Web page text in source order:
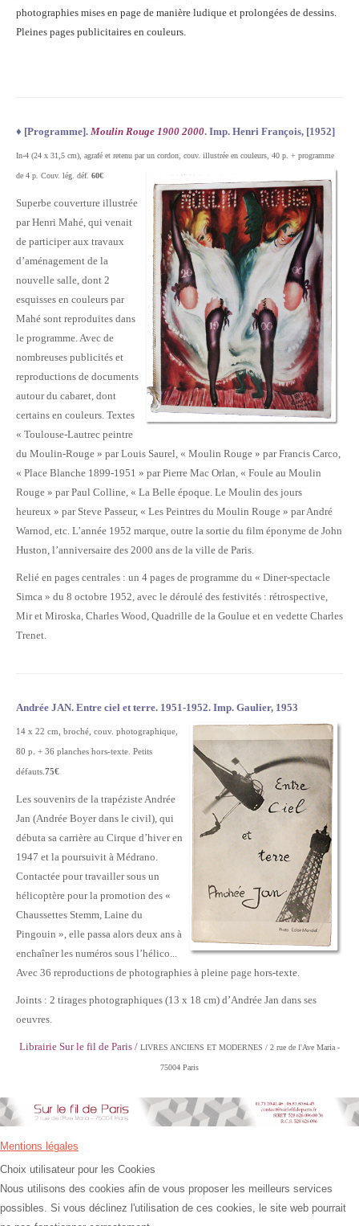
photographies mises en page de manière ludique et prolongées de dessins.
Pleines pages publicitaires en couleurs.
♦ [Programme]. Moulin Rouge 1900 2000. Imp. Henri François, [1952]
In-4 (24 x 31,5 cm), agrafé et retenu par un cordon, couv. illustrée en couleurs, 40 p. + programme
de 4 p. Couv. lég. déf. 60€
Superbe couverture illustrée
par Henri Mahé, qui venait
de participer aux travaux
d’aménagement de la
nouvelle salle, dont 2
esquisses en couleurs par
Mahé sont reproduites dans
le programme. Avec de
nombreuses publicités et
reproductions de documents
autour du cabaret, dont
certains en couleurs. Textes
« Toulouse-Lautrec peintre
du Moulin-Rouge » par Louis Saurel, « Moulin Rouge » par Francis Carco,
« Place Blanche 1899-1951 » par Pierre Mac Orlan, « Foule au Moulin
Rouge » par Paul Colline, « La Belle époque. Le Moulin des jours
heureux » par Steve Passeur, « Les Peintres du Moulin Rouge » par André
Warnod, etc. L’année 1952 marque, outre la sortie du film éponyme de John
Huston, l’anniversaire des 2000 ans de la ville de Paris.
Relié en pages centrales : un 4 pages de programme du « Diner-spectacle
Simca » du 8 octobre 1952, avec le déroulé des festivités : rétrospective,
Mir et Miroska, Charles Wood, Quadrille de la Goulue et en vedette Charles
Trenet.
Andrée JAN. Entre ciel et terre. 1951-1952. Imp. Gaulier, 1953
14 x 22 cm, broché, couv. photographique,
80 p. + 36 planches hors-texte. Petits
défauts. 75€
Les souvenirs de la trapéziste Andrée
Jan (Andrée Boyer dans le civil), qui
débuta sa carrière au Cirque d’hiver en
1947 et la poursuivit à Médrano.
Contactée pour travailler sous un
hélicoptère pour la promotion des «
Chaussettes Stemm, Laine du
Pingouin », elle passa alors deux ans à
enchaîner les numéros sous l’hélico...
Avec 36 reproductions de photographies à pleine page hors-texte.
Joints : 2 tirages photographiques (13 x 18 cm) d’Andrée Jan dans ses
oeuvres.
Librairie Sur le fil de Paris / LIVRES ANCIENS ET MODERNES / 2 rue de l'Ave Maria -
75004 Paris
Mentions légales
Choix utilisateur pour les Cookies
Nous utilisons des cookies afin de vous proposer les meilleurs services
possibles. Si vous déclinez l'utilisation de ces cookies, le site web pourrait